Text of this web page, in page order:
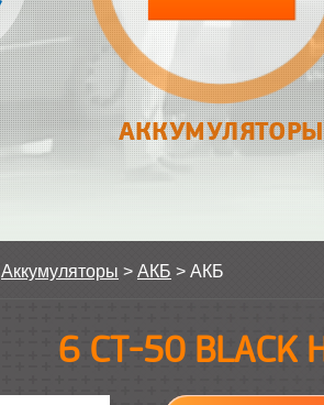
АККУМУЛЯТОРЫ
Аккумуляторы > АКБ > АКБ
6 СТ-50 BLACK